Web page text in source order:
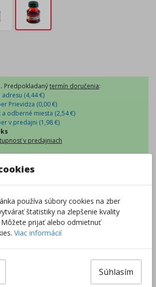
Predpokladanýtermín doručenia:
adresu (4,44€)
Prievidza (0,00€)
a odberné miesta (2,54€)
v predajni (1,98€)
v predajniach
Do košíka
používa súbory cookies na zber
štatistiky na zlepšenie kvality
prijať alebo odmietnuť
Viac informácií
Súhlasím